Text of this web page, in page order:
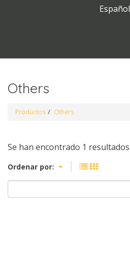
Español
Others
Productos Others
Se han encontrado 1 resultados
Ordenar por: